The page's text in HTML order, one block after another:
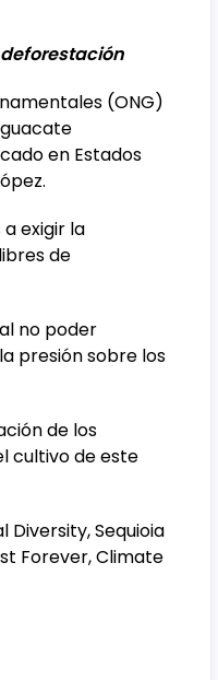
(ONG)
en Estados
exigir la
de
no poder
presión sobre los
de los
cultivo de este
Diversity, Sequioia
Forever, Climate